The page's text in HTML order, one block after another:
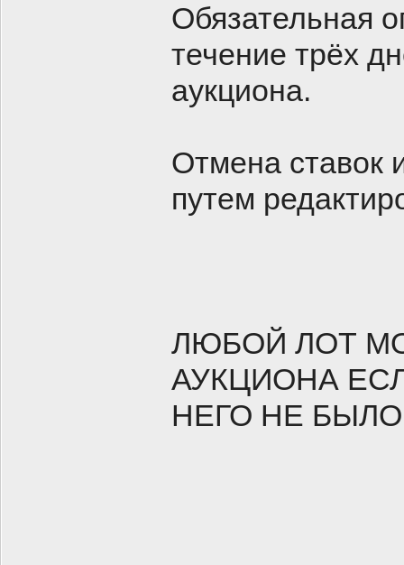
Обязательная
течение трёх
аукциона.
Отмена ставок
путем
ЛЮБОЙ ЛОТ
АУКЦИОНА
НЕГО НЕ